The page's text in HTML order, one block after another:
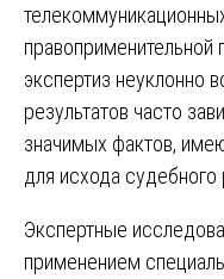
правоприменительной
экспертиз неуклонно
результатов часто
значимых фактов,
для исхода судебного
Экспертные
применением